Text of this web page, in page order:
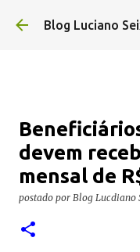
Pular
Blog Luciano
devem
mensal de
postado por Blog Lucdiano